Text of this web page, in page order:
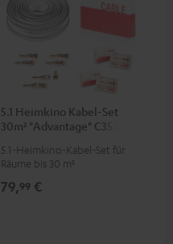
5.1 Heimkino Kabel-Set
30m² "Advantage" C3535S
5.1-Heimkino-Kabel-Set für
Räume bis 30 m²
79,99 €